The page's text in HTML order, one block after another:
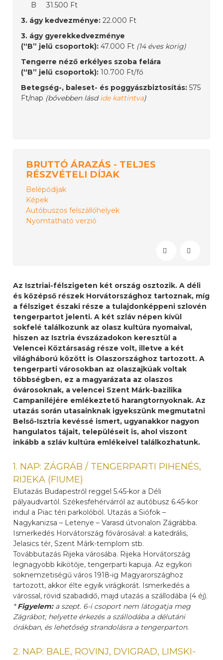
B 31.500 Ft
3. ágy kedvezménye: 22.000 Ft
3. ágy gyerekkedvezménye
(“B” jelű csoportok): 47.000 Ft (14 éves korig)
Tengerre néző erkélyes szoba felára
(“B” jelű csoportok): 10.700 Ft/fő
Betegség-, baleset- és poggyászbiztosítás: 575
Ft/nap (bővebben lásdide kattintva)
BRUTTÓ ÁRAZÁS - TELJES
RÉSZVÉTELI DÍJAK
Belépődíjak
Képek
Autóbuszos felszállóhelyek
Nyomtatható verzió
Az Isztriai-félszigeten két ország osztozik. A déli
és középső részek Horvátországhoz tartoznak, míg
a félsziget északi része a tulajdonképpeni szlovén
tengerpartot jelenti. A két szláv népen kívül
sokfelé találkozunk az olasz kultúra nyomaival,
hiszen az Isztria évszázadokon keresztül a
Velencei Köztársaság része volt, illetve a két
világháború között is Olaszországhoz tartozott. A
tengerparti városokban az olaszajkúak voltak
többségben, ez a magyarázata az olaszos
óvárosoknak, a velencei Szent Márk-bazilika
Campaniléjére emlékeztető harangtornyoknak. Az
utazás során utasainknak igyekszünk megmutatni
Belső-Isztria kevéssé ismert, ugyanakkor nagyon
hangulatos tájait, településeit is, ahol viszont
inkább a szláv kultúra emlékeivel találkozhatunk.
1. NAP: ZÁGRÁB / TENGERPARTI PIHENÉS,
RIJEKA (FIUME)
Elutazás Budapestről reggel 5.45-kor a Déli
pályaudvartól. Székesfehérvárról az autóbusz 6.45-kor
indul a Piac téri parkolóból. Utazás a Siófok –
Nagykanizsa – Letenye – Varasd útvonalon Zágrábba.
Ismerkedés Horvátország fővárosával: a katedrális,
Jelasics tér, Szent Márk-templom stb.
Továbbutazás Rijeka városába. Rijeka Horvátország
legnagyobb kikötője, tengerparti kapuja. Az egykori
soknemzetiségű város 1918-ig Magyarországhoz
tartozott, akkor élte egyik virágkorát. Ismerkedés a
várossal, rövid szabadidő, majd utazás a szállodába (4 éj).
*Figyelem: a szept. 6-i csoport nem látogatja meg
Zágrábot; helyette érkezés a szállodába a délutáni
órákban, és lehetőség strandolásra a tengerparton.
2. NAP: BALE, ROVINJ, DVIGRAD, LIMSKI-